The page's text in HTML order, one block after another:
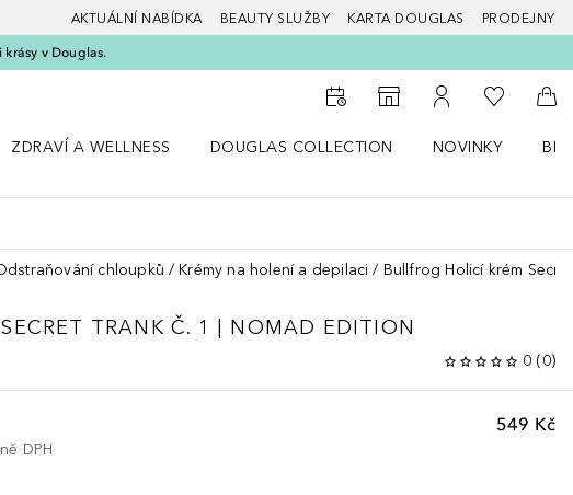
AKTUÁLNÍ NABÍDKA BEAUTY SLUŽBY KARTA DOUGLAS PRODEJNY
v Douglas.
K vyhledávači prodejen
K mému účtu
K mému
Do
ZDRAVÍ A WELLNESS
DOUGLAS COLLECTION
NOVINKY
chloupků Krémy na holení a depilaci Bullfrog Holicí krém
TRANK Č. 1 | NOMAD EDITION
0 (0)
549 Kč
DPH